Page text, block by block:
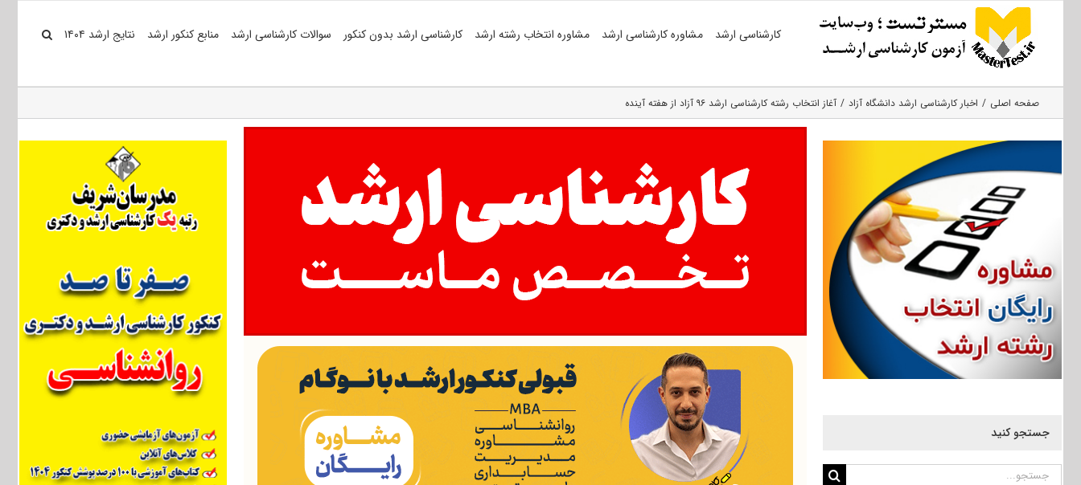
کارشناسی ارشد مشاوره کارشناسی ارشد مشاوره انتخاب رشته ارشد کارشناسی ارشد بدون کنکور سوالات کارشناسی ارشد منابع کنکور ارشد نتایج ارشد ۱۴۰۴
صفحه اصلی اخبار کارشناسی ارشد دانشگاه آزاد آغاز انتخاب رشته کارشناسی ارشد ۹۶ آزاد از هفته آینده
جستجو کنید
جستجو